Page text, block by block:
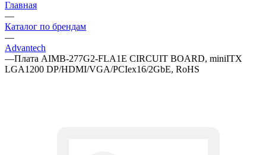
Главная
—
Каталог по брендам
—
Advantech
—Плата AIMB-277G2-FLA1E CIRCUIT BOARD, miniITX
LGA1200 DP/HDMI/VGA/PCIex16/2GbE, RoHS